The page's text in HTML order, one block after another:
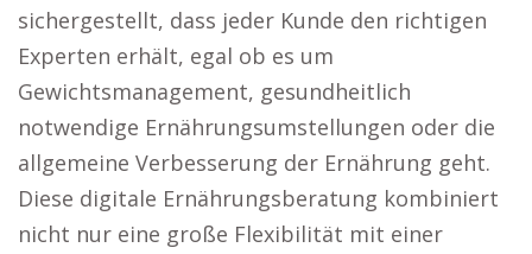
sichergestellt, dass jeder Kunde den richtigen
Experten erhält, egal ob es um
Gewichtsmanagement, gesundheitlich
notwendige Ernährungsumstellungen oder die
allgemeine Verbesserung der Ernährung geht.
Diese digitale Ernährungsberatung kombiniert
nicht nur eine große Flexibilität mit einer